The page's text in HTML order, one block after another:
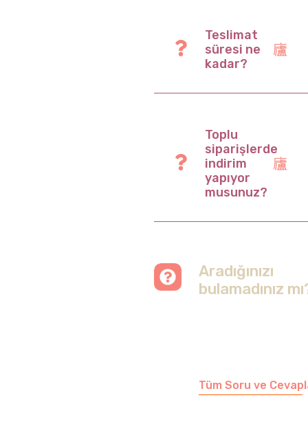
Teslimat
süresi ne
kadar?
Toplu
siparişlerde
indirim
yapıyor
musunuz?
Aradığınızı
bulamadınız
Tüm Soru ve